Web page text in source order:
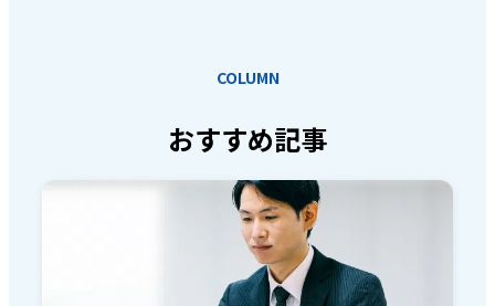
COLUMN
おすすめ記事